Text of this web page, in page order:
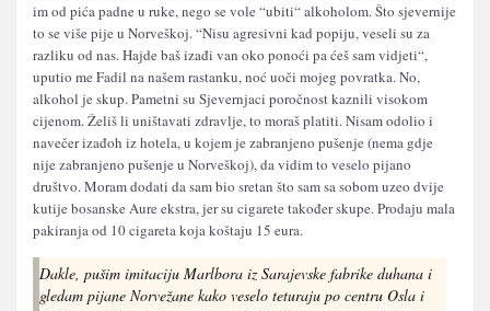
im od pića padne u ruke, nego se vole “ubiti“ alkoholom. Što sjevernije
to se više pije u Norveškoj. “Nisu agresivni kad popiju, veseli su za
razliku od nas. Hajde baš izađi van oko ponoći pa ćeš sam vidjeti“,
uputio me Fadil na našem rastanku, noć uoči mojeg povratka. No,
alkohol je skup. Pametni su Sjevernjaci poročnost kaznili visokom
cijenom. Želiš li uništavati zdravlje, to moraš platiti. Nisam odolio i
navečer izađoh iz hotela, u kojem je zabranjeno pušenje (nema gdje
nije zabranjeno pušenje u Norveškoj), da vidim to veselo pijano
društvo. Moram dodati da sam bio sretan što sam sa sobom uzeo dvije
kutije bosanske Aure ekstra, jer su cigarete također skupe. Prodaju mala
pakiranja od 10 cigareta koja koštaju 15 eura.
Dakle, pušim imitaciju Marlbora iz Sarajevske fabrike duhana i
gledam pijane Norvežane kako veselo teturaju po centru Osla i